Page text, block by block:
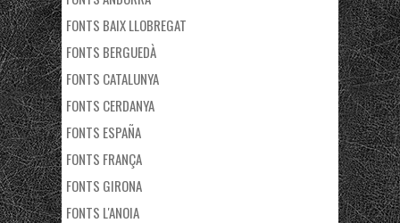
FONTS BAIX LLOBREGAT
FONTS BERGUEDÀ
FONTS CATALUNYA
FONTS CERDANYA
FONTS ESPAÑA
FONTS FRANÇA
FONTS GIRONA
FONTS L'ANOIA